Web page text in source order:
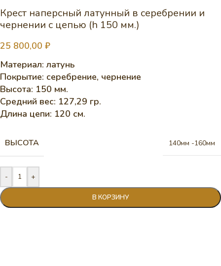
Крест наперсный латунный в серебрении и
чернении с цепью (h 150 мм.)
25 800,00 ₽
Материал: латунь
Покрытие: серебрение, чернение
Высота: 150 мм.
Средний вес: 127,29 гр.
Длина цепи: 120 см.
ВЫСОТА 140мм -160мм
- +
В КОРЗИНУ